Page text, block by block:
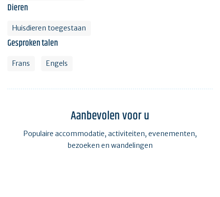
Dieren
Huisdieren toegestaan
Gesproken talen
Frans Engels
Aanbevolen voor u
Populaire accommodatie, activiteiten, evenementen,
bezoeken en wandelingen